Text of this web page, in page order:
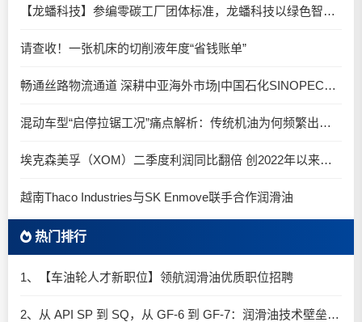
【龙蟠科技】参编零碳工厂团体标准，龙蟠科技以绿色智造锚定零碳未来
请查收！一张机床的切削液年度“省钱账单”
畅通丝路物流通道 深耕中亚海外市场|中国石化SINOPEC润滑油北京-阿拉木图图定班列顺利抵达
混动车型“启停拉锯工况”痛点解析：传统机油为何频繁出现油泥堆积？
埃克森美孚（XOM）二季度利润同比翻倍 创2022年以来新高
越南Thaco Industries与SK Enmove联手合作润滑油
热门排行
1、【车油轮人才新职位】领航润滑油优质职位招聘
2、从 API SP 到 SQ，从 GF-6 到 GF-7：润滑油技术壁垒再升高，你准备好了吗？